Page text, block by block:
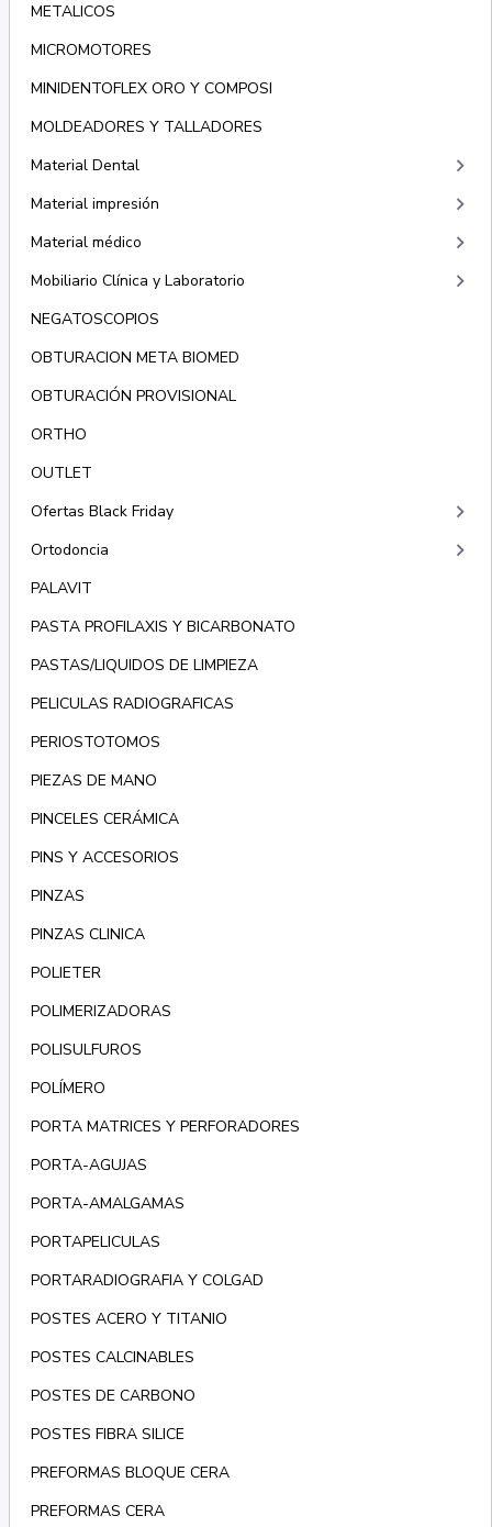
METALICOS
MICROMOTORES
MINIDENTOFLEX ORO Y COMPOSI
MOLDEADORES Y TALLADORES
Material Dental
keyboard_arrow_right
Material impresión keyboard_arrow_right
Material médico keyboard_arrow_right
Mobiliario Clínica y Laboratorio keyboard_arrow_right
NEGATOSCOPIOS
OBTURACION META BIOMED
OBTURACIÓN PROVISIONAL
ORTHO
OUTLET
Ofertas Black Friday
keyboard_arrow_right
Ortodoncia keyboard_arrow_right
PALAVIT
PASTA PROFILAXIS Y BICARBONATO
PASTAS/LIQUIDOS DE LIMPIEZA
PELICULAS RADIOGRAFICAS
PERIOSTOTOMOS
PIEZAS DE MANO
PINCELES CERÁMICA
PINS Y ACCESORIOS
PINZAS
PINZAS CLINICA
POLIETER
POLIMERIZADORAS
POLISULFUROS
POLÍMERO
PORTA MATRICES Y PERFORADORES
PORTA-AGUJAS
PORTA-AMALGAMAS
PORTAPELICULAS
PORTARADIOGRAFIA Y COLGAD
POSTES ACERO Y TITANIO
POSTES CALCINABLES
POSTES DE CARBONO
POSTES FIBRA SILICE
PREFORMAS BLOQUE CERA
PREFORMAS CERA